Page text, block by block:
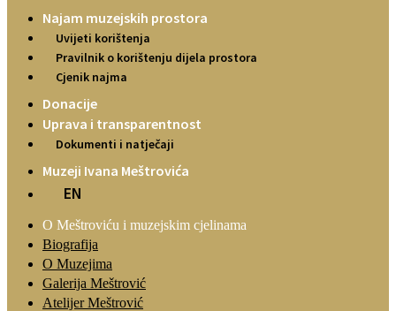
Najam muzejskih prostora
Uvijeti korištenja
Pravilnik o korištenju dijela prostora
Cjenik najma
Donacije
Uprava i transparentnost
Dokumenti i natječaji
Muzeji Ivana Meštrovića
EN
O Meštroviću i muzejskim cjelinama
Biografija
O Muzejima
Galerija Meštrović
Atelijer Meštrović